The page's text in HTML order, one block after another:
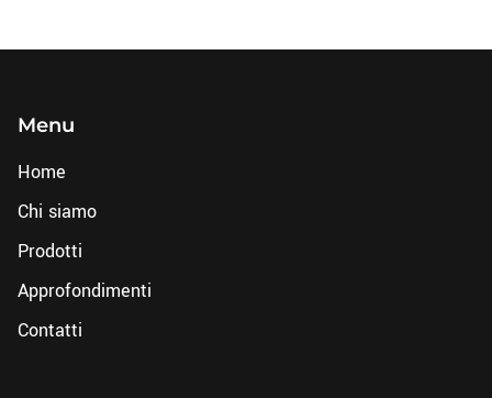
Menu
Home
Chi siamo
Prodotti
Approfondimenti
Contatti